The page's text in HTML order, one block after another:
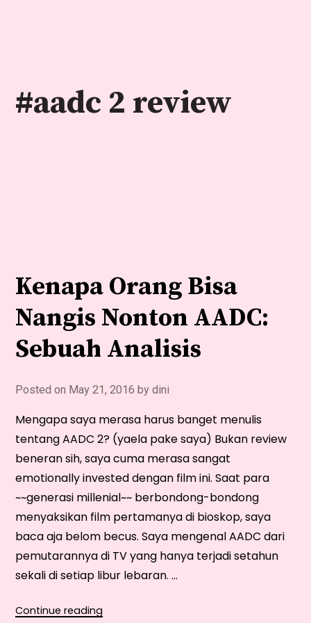
#aadc 2 review
Kenapa Orang Bisa
Nangis Nonton AADC:
Sebuah Analisis
Posted on May 21, 2016 bydini
Mengapa saya merasa harus banget menulis
tentang AADC 2? (yaela pake saya) Bukan review
beneran sih, saya cuma merasa sangat
emotionally invested dengan film ini. Saat para
~~generasi millenial~~ berbondong-bondong
menyaksikan film pertamanya di bioskop, saya
baca aja belom becus. Saya mengenal AADC dari
pemutarannya di TV yang hanya terjadi setahun
sekali di setiap libur lebaran. …
Continue reading